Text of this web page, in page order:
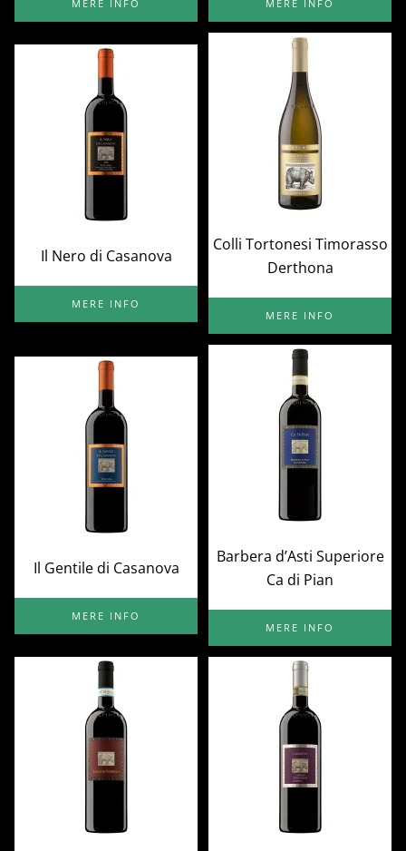
MERE INFO MERE INFO
Il Nero di Casanova
MERE INFO
Colli Tortonesi Timorasso
Derthona
MERE INFO
Il Gentile di Casanova
MERE INFO
Barbera d’Asti Superiore
Ca di Pian
MERE INFO